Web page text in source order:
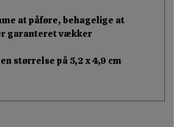
at påføre, behagelige at
garanteret vækker
størrelse på 5,2 x 4,9 cm